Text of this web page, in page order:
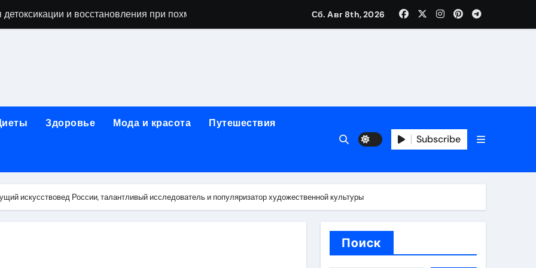
и восстановления при похмельном синдроме
подготовка и расшифровка результатов
по бережному отношению к себе
подготовка и ориентировочная стоимость исследования
порядок консультации и подготовка
Сб. Авг 8th, 2026
Здоровье Мода и красота Путешествия
Subscribe
искусствовед России, талантливый исследователь и популяризатор художественной культуры
Поиск